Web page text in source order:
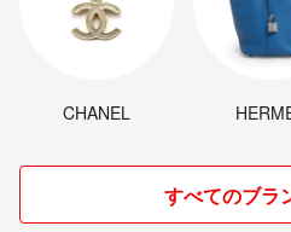
CHANEL
すべてのブラ